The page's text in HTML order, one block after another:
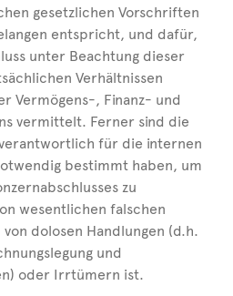
gesetzlichen Vorschriften
entspricht, und dafür,
unter Beachtung dieser
Verhältnissen
Vermögens-, Finanz- und
vermittelt. Ferner sind die
für die internen
bestimmt haben, um
zu
wesentlichen falschen
dolosen Handlungen (d.h.
und
oder Irrtümern ist.